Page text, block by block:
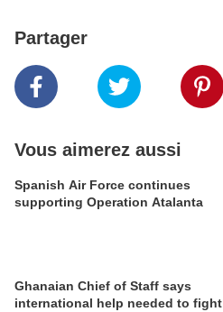
Partager
Vous aimerez aussi
Spanish Air Force continues
supporting Operation Atalanta
Ghanaian Chief of Staff says
international help needed to fight